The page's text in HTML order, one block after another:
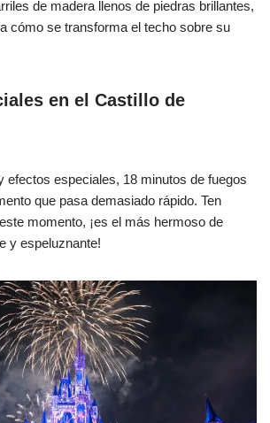
de madera llenos de piedras brillantes,
cómo se transforma el techo sobre su
en el Castillo de
efectos especiales, 18 minutos de fuegos
que pasa demasiado rápido. Ten
momento, ¡es el más hermoso de
y espeluznante!